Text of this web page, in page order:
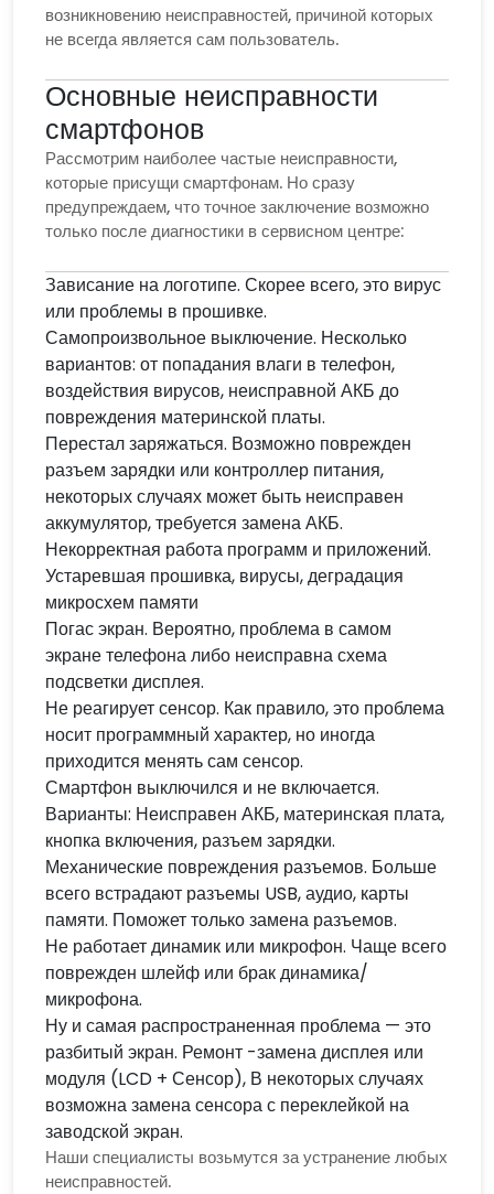
возникновению неисправностей, причиной которых
не всегда является сам пользователь.
Основные неисправности
смартфонов
Рассмотрим наиболее частые неисправности,
которые присущи смартфонам. Но сразу
предупреждаем, что точное заключение возможно
только после диагностики в сервисном центре:
Зависание на логотипе. Скорее всего, это вирус
или проблемы в прошивке.
Самопроизвольное выключение. Несколько
вариантов: от попадания влаги в телефон,
воздействия вирусов, неисправной АКБ до
повреждения материнской платы.
Перестал заряжаться. Возможно поврежден
разъем зарядки или контроллер питания,
некоторых случаях может быть неисправен
аккумулятор, требуется замена АКБ.
Некорректная работа программ и приложений.
Устаревшая прошивка, вирусы, деградация
микросхем памяти
Погас экран. Вероятно, проблема в самом
экране телефона либо неисправна схема
подсветки дисплея.
Не реагирует сенсор. Как правило, это проблема
носит программный характер, но иногда
приходится менять сам сенсор.
Смартфон выключился и не включается.
Варианты: Неисправен АКБ, материнская плата,
кнопка включения, разъем зарядки.
Механические повреждения разъемов. Больше
всего встрадают разъемы USB, аудио, карты
памяти. Поможет только замена разъемов.
Не работает динамик или микрофон. Чаще всего
поврежден шлейф или брак динамика/
микрофона.
Ну и самая распространенная проблема — это
разбитый экран. Ремонт -замена дисплея или
модуля (LCD + Сенсор), В некоторых случаях
возможна замена сенсора с переклейкой на
заводской экран.
Наши специалисты возьмутся за устранение любых
неисправностей.